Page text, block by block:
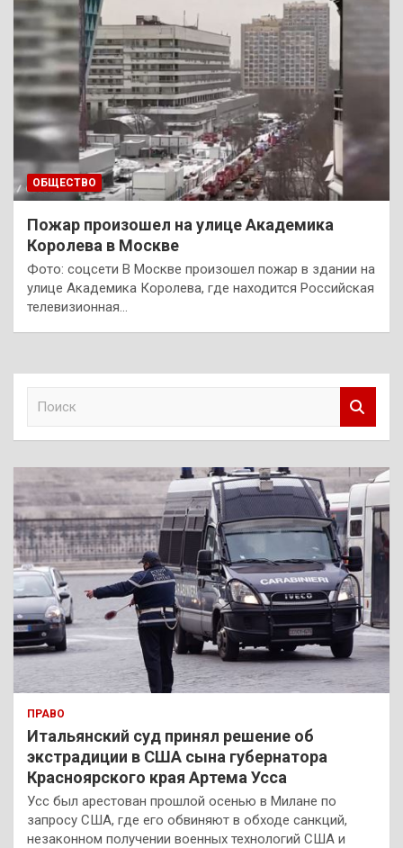
ОБЩЕСТВО
Пожар произошел на улице Академика
Королева в Москве
Фото: cоцсети В Москве произошел пожар в здании на
улице Академика Королева, где находится Российская
телевизионная…
к
ПРАВО
Итальянский суд принял решение об
экстрадиции в США сына губернатора
Красноярского края Артема Усса
Усс был арестован прошлой осенью в Милане по
запросу США, где его обвиняют в обходе санкций,
незаконном получении военных технологий США и